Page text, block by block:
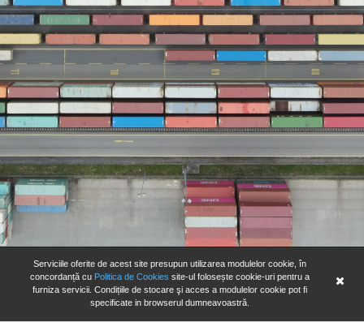
Serviciile oferite de acest site presupun utilizarea modulelor cookie, în
concordanță cu Politica de Cookies site-ul folosește cookie-uri pentru a
furniza servicii. Condițiile de stocare şi acces a modulelor cookie pot fi
specificate in browserul dumneavoastră.